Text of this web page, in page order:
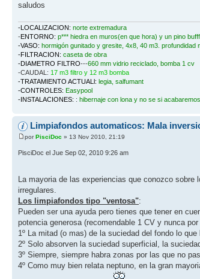
saludos
-LOCALIZACION: norte extremadura
-ENTORNO: p*** hiedra en muros(en que hora) y un pino bufff
-VASO: hormigón gunitado y gresite, 4x8, 40 m3. profundidad
-FILTRACION: caseta de obra
-DIAMETRO FILTRO---660 mm vidrio reciclado, bomba 1 cv
-CAUDAL: 17 m3 filtro y 12 m3 bomba
-TRATAMIENTO ACTUALl: legia, salfumant
-CONTROLES: Easypool
-INSTALACIONES: : hibernaje con lona y no se si
Limpiafondos automaticos: Mala
por PisciDoc » 13 Nov 2010, 21:19
PisciDoc el Jue Sep 02, 2010 9:26 am
La mayoria de las experiencias que conozco
irregulares.
Los limpiafondos tipo "ventosa":
Pueden ser una ayuda pero tienes que tener en
potencia generosa (recomendable 1 CV y nunca
1º La mitad (o mas) de la suciedad del fondo lo
2º Solo absorven la suciedad superficial, la
3º Siempre, siempre habra zonas por las que no
4º Como muy bien relata neptuno, en la gran